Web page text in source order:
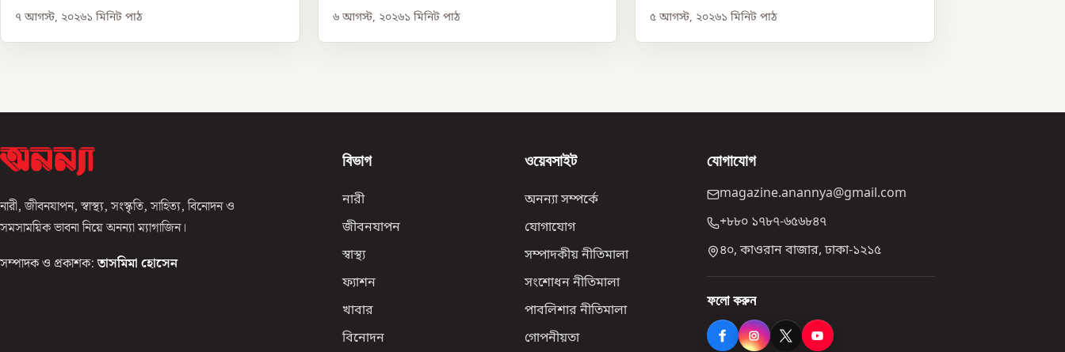
৭ আগস্ট, ২০২৬১ মিনিট পাঠ ৬ আগস্ট, ২০২৬১ মিনিট পাঠ ৫ আগস্ট, ২০২৬১ মিনিট পাঠ
নারী, জীবনযাপন, স্বাস্থ্য, সংস্কৃতি, সাহিত্য, বিনোদন ও
সমসাময়িক ভাবনা নিয়ে অনন্যা ম্যাগাজিন।
সম্পাদক ও প্রকাশক: তাসমিমা হোসেন
বিভাগ
নারী
জীবনযাপন
স্বাস্থ্য
ফ্যাশন
খাবার
বিনোদন
ওয়েবসাইট
অনন্যা সম্পর্কে
যোগাযোগ
সম্পাদকীয় নীতিমালা
সংশোধন নীতিমালা
পাবলিশার নীতিমালা
গোপনীয়তা
যোগাযোগ
magazine.anannya@gmail.com
+৮৮০ ১৭৮৭-৬৫৬৮৪৭
৪০, কাওরান বাজার, ঢাকা-১২১৫
ফলো করুন